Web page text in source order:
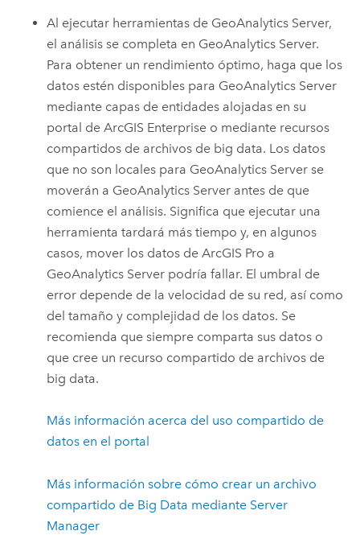
Al ejecutar herramientas de GeoAnalytics Server,
el análisis se completa en GeoAnalytics Server.
Para obtener un rendimiento óptimo, haga que los
datos estén disponibles para GeoAnalytics Server
mediante capas de entidades alojadas en su
portal deArcGIS Enterprise o mediante recursos
compartidos de archivos de big data. Los datos
que no son locales para GeoAnalytics Server se
moverán a GeoAnalytics Server antes de que
comience el análisis. Significa que ejecutar una
herramienta tardará más tiempo y, en algunos
casos, mover los datos deArcGIS Pro a
GeoAnalytics Server podría fallar. El umbral de
error depende de la velocidad de su red, así como
del tamaño y complejidad de los datos. Se
recomienda que siempre comparta sus datos o
que cree un recurso compartido de archivos de
big data.
Más información acerca del uso compartido de
datos en el portal
Más información sobre cómo crear un archivo
compartido de Big Data mediante Server
Manager